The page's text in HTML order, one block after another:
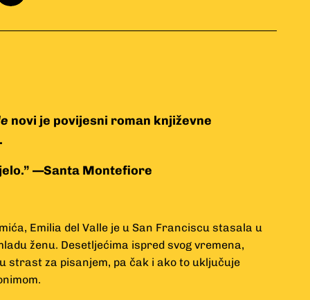
novi je povijesni roman književne
—Santa Montefiore
Emilia del Valle je u San Franciscu stasala u
ženu. Desetljećima ispred svog vremena,
strast za pisanjem, pa čak i ako to uključuje